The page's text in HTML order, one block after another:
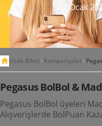
07 Ocak
Uçak Bileti Kampanyalar
Pegasus BolBol &
Pegasus BolBol üyeleri
Alışverişlerde BolPuan